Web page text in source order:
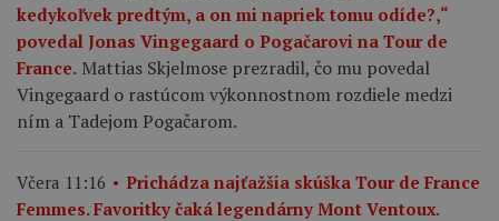
kedykoľvek predtým, a on mi napriek tomu odíde?,“
povedal Jonas Vingegaard o Pogačarovi na Tour de
France. Mattias Skjelmose prezradil, čo mu povedal
Vingegaard o rastúcom výkonnostnom rozdiele medzi
ním a Tadejom Pogačarom.
Včera 11:16
Prichádza najťažšia skúška Tour de France
Femmes. Favoritky čaká legendárny Mont Ventoux.